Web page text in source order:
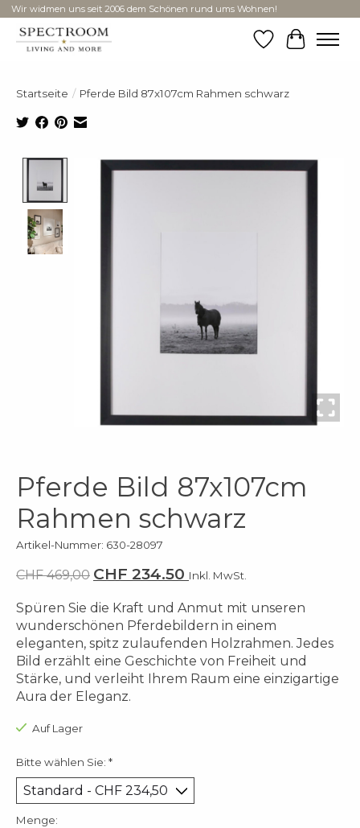
Wir widmen uns seit 2006 dem Schönen rund ums Wohnen!
Wunschzettel
Ihr
Startseite / Pferde Bild 87x107cm Rahmen schwarz
Product image slideshow Items
Pferde Bild 87x107cm
Rahmen schwarz
Artikel-Nummer: 630-28097
CHF 469,00 CHF 234.50 Inkl. MwSt.
Spüren Sie die Kraft und Anmut mit unseren
wunderschönen Pferdebildern in einem
eleganten, spitz zulaufenden Holzrahmen. Jedes
Bild erzählt eine Geschichte von Freiheit und
Stärke, und verleiht Ihrem Raum eine einzigartige
Aura der Eleganz.
Auf Lager
Bitte wählen Sie: *
Menge: